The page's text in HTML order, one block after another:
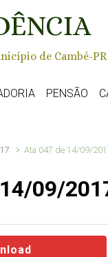
de Cambé-PR
PENSÃO
Ata 047 de 14/09/
09/